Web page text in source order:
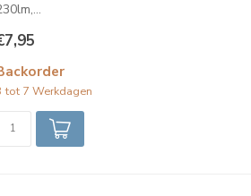
tot 7 Werkdagen